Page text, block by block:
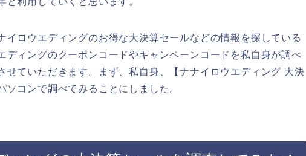
イロウエディングのお得な大決算セールなどの情報を探している
ディングのクーポンコードやキャンペーンコードを私自身が調べ
せていただきます。まず、私自身、【ナナイロウエディング 大決
ソコンで調べてみることにしました。